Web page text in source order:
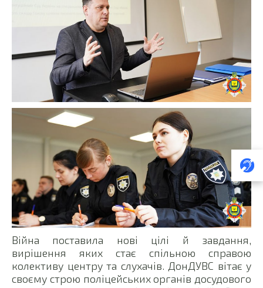
Війна поставила нові цілі й завдання,
вирішення яких стає спільною справою
колективу центру та слухачів. ДонДУВС вітає у
своєму строю поліцейських органів досудового